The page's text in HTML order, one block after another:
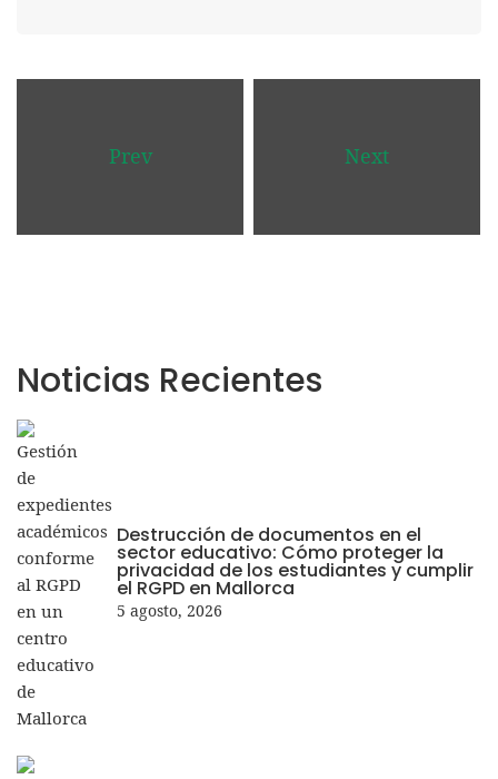
Prev Next
Noticias Recientes
Destrucción de documentos en el
sector educativo: Cómo proteger la
privacidad de los estudiantes y cumplir
el RGPD en Mallorca
5 agosto, 2026